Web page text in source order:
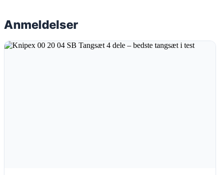
Anmeldelser